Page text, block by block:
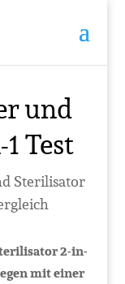
und
Test
Sterilisator
2-in-
mit einer